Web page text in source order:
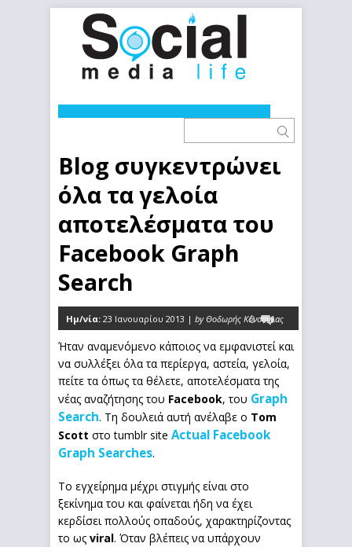
Blog συγκεντρώνει
όλα τα γελοία
αποτελέσματα του
Facebook Graph
Search
Ημ/νία: 23 Ιανουαρίου 2013 | by Θοδωρής Κόνσουλας
0
Ήταν αναμενόμενο κάποιος να εμφανιστεί και
να συλλέξει όλα τα περίεργα, αστεία, γελοία,
πείτε τα όπως τα θέλετε, αποτελέσματα της
νέας αναζήτησης του Facebook, του Graph
Search. Τη δουλειά αυτή ανέλαβε ο Tom
Scott στο tumblr site Actual Facebook
Graph Searches.
Το εγχείρημα μέχρι στιγμής είναι στο
ξεκίνημα του και φαίνεται ήδη να έχει
κερδίσει πολλούς οπαδούς, χαρακτηρίζοντας
το ως viral. Όταν βλέπεις να υπάρχουν